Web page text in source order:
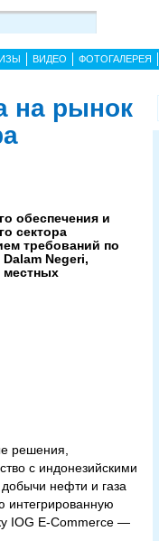
ВИДЕО ФОТОГАЛЕРЕЯ
на рынок
обеспечения и
сектора
требований по
Negeri,
местных
решения,
с индонезийскими
нефти и газа
интегрированную
IOG E-Commerce —